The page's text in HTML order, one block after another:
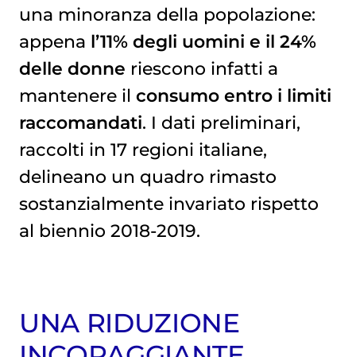
una minoranza della popolazione:
appena l’11% degli uomini e il 24%
delle donne riescono infatti a
mantenere il consumo entro i limiti
raccomandati. I dati preliminari,
raccolti in 17 regioni italiane,
delineano un quadro rimasto
sostanzialmente invariato rispetto
al biennio 2018-2019.
UNA RIDUZIONE